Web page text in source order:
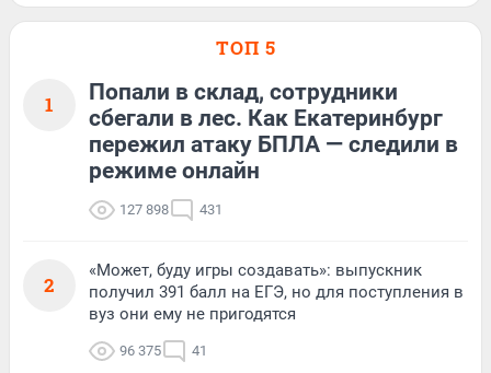
ТОП 5
1
Попали в склад, сотрудники
сбегали в лес. Как Екатеринбург
пережил атаку БПЛА — следили в
режиме онлайн
127 898 431
2
«Может, буду игры создавать»: выпускник
получил 391 балл на ЕГЭ, но для поступления в
вуз они ему не пригодятся
96 375 41